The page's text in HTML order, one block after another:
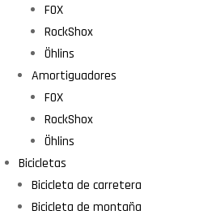
FOX
RockShox
Öhlins
Amortiguadores
FOX
RockShox
Öhlins
Bicicletas
Bicicleta de carretera
Bicicleta de montaña